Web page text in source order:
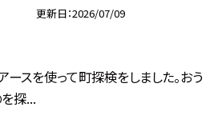
更新日 2026/07/09
ースを使って町探検をしました。おう
探...